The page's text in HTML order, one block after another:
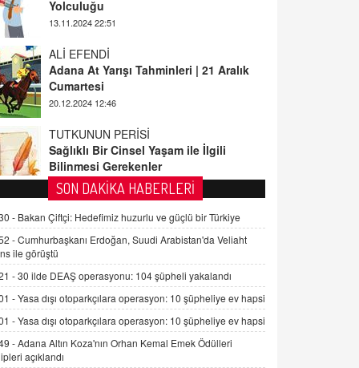
ALİ EFENDİ
Cumartesi
20.12.2024 12:46
TUTKUNUN PERİSİ
Bilinmesi Gerekenler
08.11.2024 13:16
FARUK ÖNALAN
Tezkere Onaylanmasaydı…
2 Kasım 2021 Salı 00:11
AV. DOĞAN CAN DOĞAN
Kişisel verilerin korunması ve dijital
hukukun gelişimi
15.09.2025 16:17
SEHER EREK
Kış Ayları Geldi, Hangi Önlemler
SON DAKİKA HABERLERİ
- Bakan Çiftçi: Hedefimiz huzurlu ve güçlü bir Türkiye
-Cumhurbaşkanı Erdoğan, Suudi Arabistan'da Veliaht
ile görüştü
-30 ilde DEAŞ operasyonu: 104 şüpheli yakalandı
-Yasa dışı otoparkçılara operasyon: 10 şüpheliye ev hapsi
-Yasa dışı otoparkçılara operasyon: 10 şüpheliye ev hapsi
-Adana Altın Koza'nın Orhan Kemal Emek Ödülleri
açıklandı